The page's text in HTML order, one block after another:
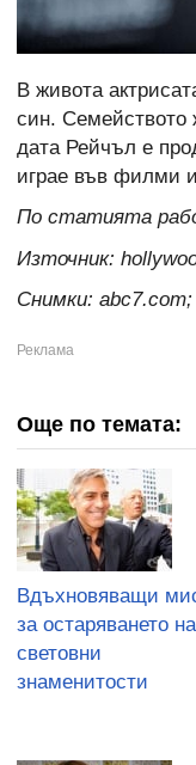
В живота
син. Семейството
дата Рейчъл е
играе във филми
По статията
Източник:
Снимки:
Още по темата:
Вдъхновяващи
за остаряването
световни
знаменитости